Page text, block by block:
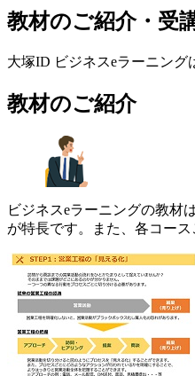
教材のご紹介・受
大塚ID ビジネスeラーニング
教材のご紹介
ビジネスeラーニングの教材
が特長です。また、各コー